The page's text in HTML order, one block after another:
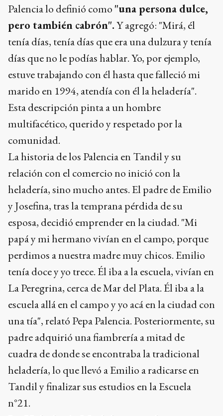
Palencia lo definió como "una persona dulce,
pero también cabrón".Y agregó: "Mirá, él
tenía días, tenía días que era una dulzura y tenía
días que no le podías hablar. Yo, por ejemplo,
estuve trabajando con él hasta que falleció mi
marido en 1994, atendía con él la heladería".
Esta descripción pinta a un hombre
multifacético, querido y respetado por la
comunidad.
La historia de los Palencia en Tandil y su
relación con el comercio no inició con la
heladería, sino mucho antes. El padre de Emilio
y Josefina, tras la temprana pérdida de su
esposa, decidió emprender en la ciudad. "Mi
papá y mi hermano vivían en el campo, porque
perdimos a nuestra madre muy chicos. Emilio
tenía doce y yo trece. Él iba a la escuela, vivían en
La Peregrina, cerca de Mar del Plata. Él iba a la
escuela allá en el campo y yo acá en la ciudad con
una tía", relató Pepa Palencia. Posteriormente, su
padre adquirió una fiambrería a mitad de
cuadra de donde se encontraba la tradicional
heladería, lo que llevó a Emilio a radicarse en
Tandil y finalizar sus estudios en la Escuela
n°21.